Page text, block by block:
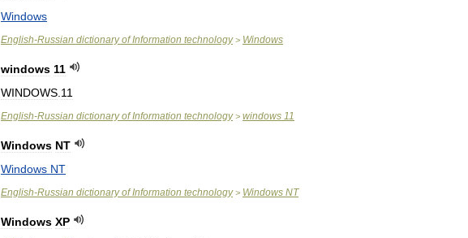
Windows
English-Russian dictionary of Information technology> Windows
windows 11
WINDOWS 11
English-Russian dictionary of Information technology> windows 11
Windows NT
Windows NT
English-Russian dictionary of Information technology> Windows NT
Windows XP